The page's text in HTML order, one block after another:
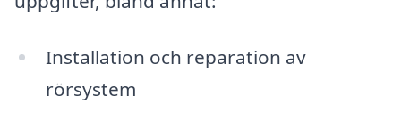
Installation och reparation av
rörsystem